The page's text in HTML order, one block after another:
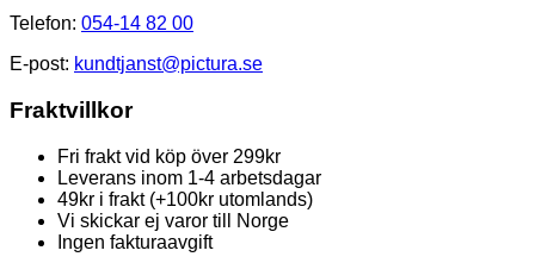
Telefon: 054-14 82 00
E-post: kundtjanst@pictura.se
Fraktvillkor
Fri frakt vid köp över 299kr
Leverans inom 1-4 arbetsdagar
49kr i frakt (+100kr utomlands)
Vi skickar ej varor till Norge
Ingen fakturaavgift